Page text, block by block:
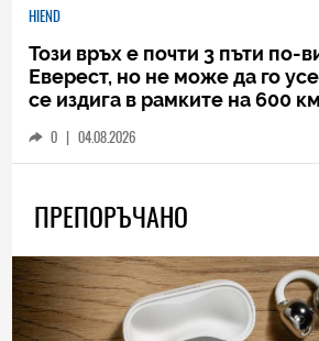
HIEND
Този връх е почти 3 пъти по-
Еверест, но не може да го
се издига в рамките на 600 км
0 | 04.08.2026
ПРЕПОРЪЧАНО